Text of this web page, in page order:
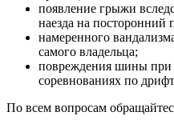
появление грыжи
наезда на посторонний
намеренного
самого владельца;
повреждения шины при
соревнованиях по
По всем вопросам